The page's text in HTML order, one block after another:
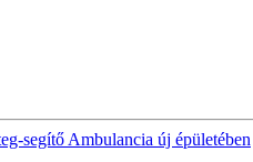
segítő Ambulancia új épületében